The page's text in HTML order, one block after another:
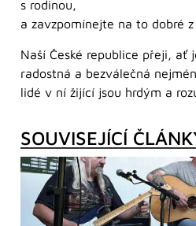
s rodinou,
a zavzpomínejte na to dobré
Naší České republice přeji, ať
radostná a bezválečná
lidé v ní žijící jsou hrdým a
SOUVISEJÍCÍ